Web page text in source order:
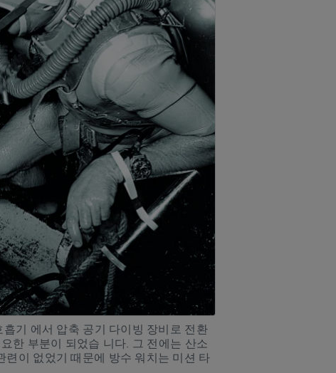
기 에서 압축 공기 다이빙 장비로 전환
한 부분이 되었습 니다. 그 전에는 산소
이 없었기 때문에 방수 워치는 미션 타